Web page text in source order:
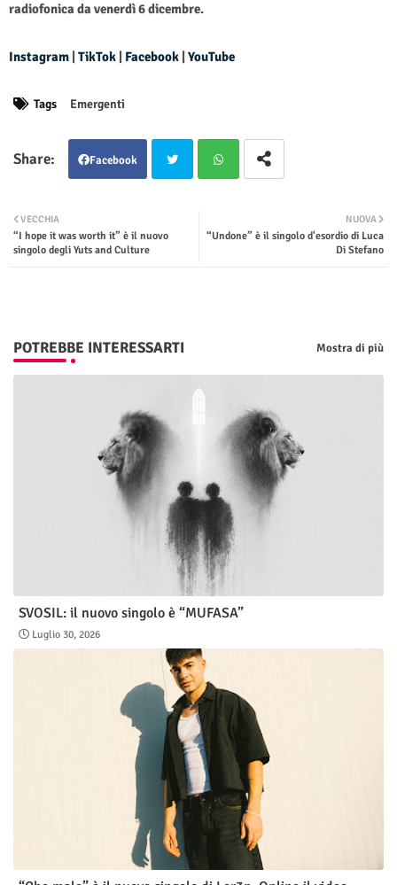
radiofonica da venerdì 6 dicembre.
Instagram TikTok Facebook YouTube
Tags Emergenti
Facebook
ter tsap
NUOVA
“Undone” è il singolo d'esordio di Luca
Di Stefano
VECCHIA
“I hope it was worth it” è il nuovo
singolo degli Yuts and Culture
POTREBBE INTERESSARTI Mostra di più
SVOSIL: il nuovo singolo è “MUFASA”
Luglio 30, 2026